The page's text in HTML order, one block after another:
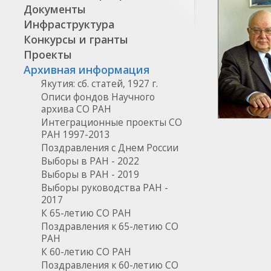
Документы
Инфраструктура
Конкурсы и гранты
Проекты
Архивная информация
Якутия: сб. статей, 1927 г.
Описи фондов Научного
архива СО РАН
Интеграционные проекты СО
РАН 1997-2013
Поздравления с Днем России
Выборы в РАН - 2022
Выборы в РАН - 2019
Выборы руководства РАН -
2017
К 65-летию СО РАН
Поздравления к 65-летию СО
РАН
К 60-летию СО РАН
Поздравления к 60-летию СО